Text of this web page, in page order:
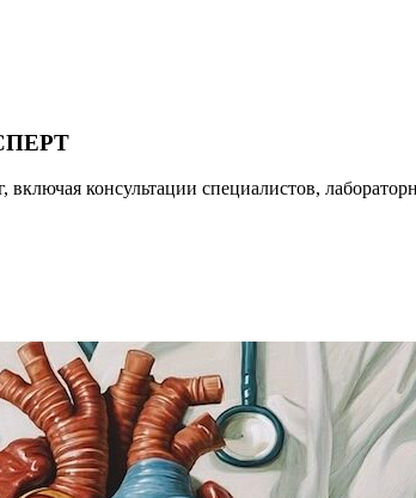
консультации специалистов,